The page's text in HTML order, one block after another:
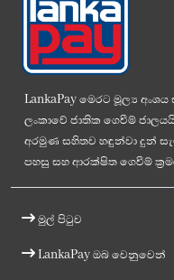
LankaPay මෙරට මූල්‍ය
ලංකාවේ ජාතික ගෙවීම්
අරමුණ සහිතව හඳුන්වා දුන්
පහසු සහ ආරක්ෂිත ගෙවීම්
මුල් පිටුව
LankaPay ඔබ වෙනුවෙන්